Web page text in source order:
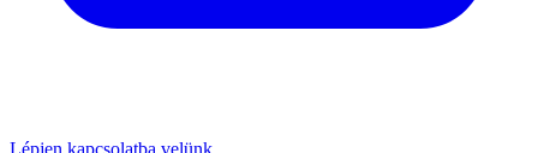
Lépjen kapcsolatba velünk